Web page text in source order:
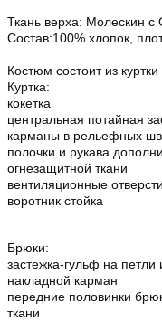
Ткань верха: Молескин с
Состав:100% хлопок,
Костюм состоит из
Куртка:
кокетка
центральная потайная
карманы в рельефных
полочки и рукава
огнезащитной ткани
вентиляционные
воротник стойка
Брюки:
застежка-гульф на петли
накладной карман
передние половинки
ткани